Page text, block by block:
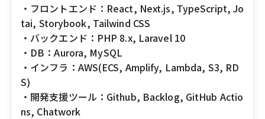
・フロントエンド：React, Next.js, TypeScript, Jo
tai, Storybook, Tailwind CSS
・バックエンド：PHP 8.x, Laravel 10
・DB：Aurora, MySQL
・インフラ：AWS(ECS, Amplify, Lambda, S3, RD
S)
・開発支援ツール：Github, Backlog, GitHub Actio
ns, Chatwork